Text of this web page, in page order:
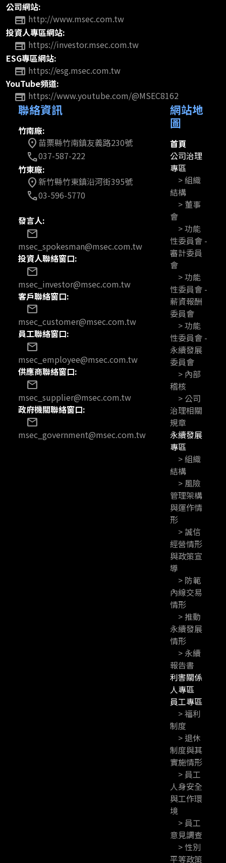
公司網站:
web http://www.msec.com.tw
投資人專區網站:
web https://investor.msec.com.tw
ESG專區網站:
web https://esg.msec.com.tw
YouTube頻道:
web https://www.youtube.com/@MSEC8162
聯絡資訊
竹南廠:
location_on 苗栗縣竹南鎮友義路230號
call037-587-222
竹東廠:
location_on新竹縣竹東鎮沿河街395號
call03-596-5770
發言人:
mail
msec_spokesman@msec.com.tw
投資人聯絡窗口:
mail
msec_investor@msec.com.tw
客戶聯絡窗口:
mail
msec_customer@msec.com.tw
員工聯絡窗口:
mail
msec_employee@msec.com.tw
供應商聯絡窗口:
mail
msec_supplier@msec.com.tw
政府機關聯絡窗口:
mail
msec_government@msec.com.tw
網站地
圖
首頁
公司治理
專區
> 組織
結構
> 董事
會
> 功能
性委員會 -
審計委員
會
> 功能
性委員會 -
薪資報酬
委員會
> 功能
性委員會 -
永續發展
委員會
> 內部
稽核
> 公司
治理相關
規章
永續發展
專區
> 組織
結構
> 風險
管理架構
與運作情
形
> 誠信
經營情形
與政策宣
導
> 防範
內線交易
情形
> 推動
永續發展
情形
> 永續
報告書
利害關係
人專區
員工專區
> 福利
制度
> 退休
制度與其
實施情形
> 員工
人身安全
與工作環
境
> 員工
意見調查
> 性別
平等政策